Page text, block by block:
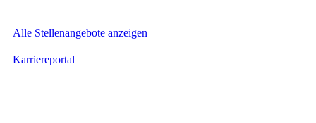
Alle Stellenangebote anzeigen
Karriereportal